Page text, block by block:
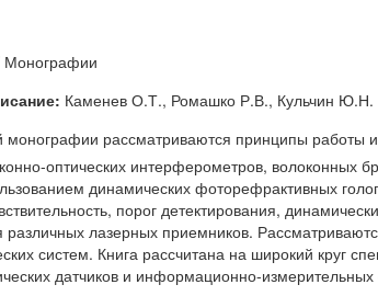
Монографии
Каменев О.Т., Ромашко Р.В., Кульчин
рассматриваются принципы работы
оптических интерферометров, волоконных
динамических фоторефрактивных
порог детектирования,
различных лазерных приемников.
систем. Книга рассчитана на широкий круг
датчиков и информационно-